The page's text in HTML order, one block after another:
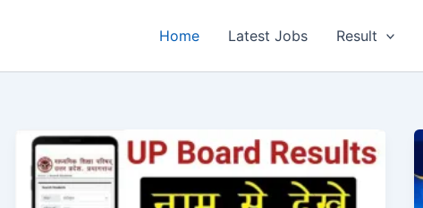
Home Latest Jobs Result